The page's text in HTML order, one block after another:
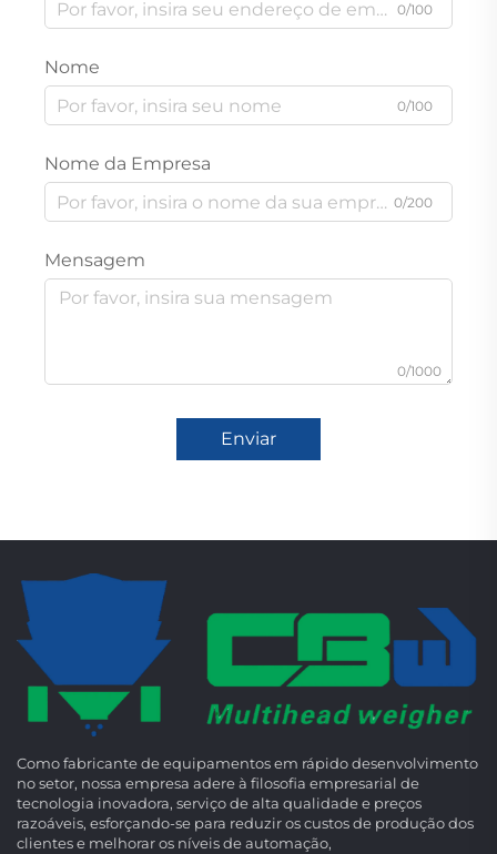
0/100
Nome
0/100
Nome da Empresa
0/200
Mensagem
0/1000
Enviar
Como fabricante de equipamentos em rápido desenvolvimento
no setor, nossa empresa adere à filosofia empresarial de
tecnologia inovadora, serviço de alta qualidade e preços
razoáveis, esforçando-se para reduzir os custos de produção dos
clientes e melhorar os níveis de automação,